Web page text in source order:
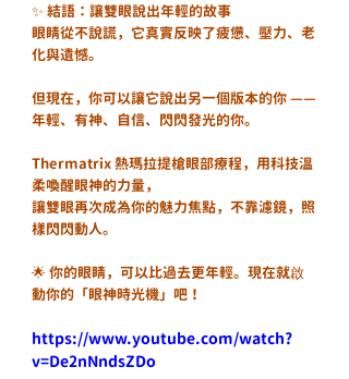
✨ 結語：讓雙眼說出年輕的故事
眼睛從不說謊，它真實反映了疲憊、壓力、老
化與遺憾。
但現在，你可以讓它說出另一個版本的你 ——
年輕、有神、自信、閃閃發光的你。
Thermatrix 熱瑪拉提槍眼部療程，用科技溫
柔喚醒眼神的力量，
讓雙眼再次成為你的魅力焦點，不靠濾鏡，照
樣閃閃動人。
🌟 你的眼睛，可以比過去更年輕。現在就啟
動你的「眼神時光機」吧！
https://www.youtube.com/watch?
v=De2nNndsZDo